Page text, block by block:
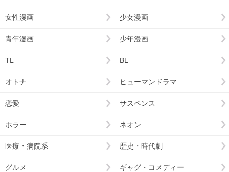
女性漫画 少女漫画
青年漫画 少年漫画
TL BL
オトナ ヒューマンドラマ
恋愛 サスペンス
ホラー ネオン
医療・病院系 歴史・時代劇
グルメ ギャグ・コメディー